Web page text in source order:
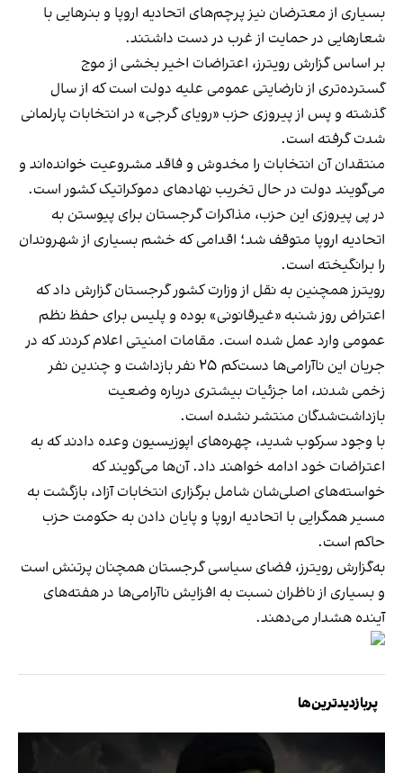
بسیاری از معترضان نیز پرچم‌های اتحادیه اروپا و بنرهایی با
شعارهایی در حمایت از غرب در دست داشتند.
بر اساس گزارش رویترز، اعتراضات اخیر بخشی از موج
گسترده‌تری از نارضایتی عمومی علیه دولت است که از سال
گذشته و پس از پیروزی حزب «رویای گرجی» در انتخابات پارلمانی
شدت گرفته است.
منتقدان آن انتخابات را مخدوش و فاقد مشروعیت خوانده‌اند و
می‌گویند دولت در حال تخریب نهادهای دموکراتیک کشور است.
در پی پیروزی این حزب، مذاکرات گرجستان برای پیوستن به
اتحادیه اروپا متوقف شد؛ اقدامی که خشم بسیاری از شهروندان
را برانگیخته است.
رویترز همچنین به نقل از وزارت کشور گرجستان گزارش داد که
اعتراض روز شنبه «غیرقانونی» بوده و پلیس برای حفظ نظم
عمومی وارد عمل شده است. مقامات امنیتی اعلام کردند که در
جریان این ناآرامی‌ها دست‌کم ۲۵ نفر بازداشت و چندین نفر
زخمی شدند، اما جزئیات بیشتری درباره وضعیت
بازداشت‌شدگان منتشر نشده است.
با وجود سرکوب شدید، چهره‌های اپوزیسیون وعده دادند که به
اعتراضات خود ادامه خواهند داد. آن‌ها می‌گویند که
خواسته‌های اصلی‌شان شامل برگزاری انتخابات آزاد، بازگشت به
مسیر همگرایی با اتحادیه اروپا و پایان دادن به حکومت حزب
حاکم است.
به‌گزارش رویترز، فضای سیاسی گرجستان همچنان پرتنش است
و بسیاری از ناظران نسبت به افزایش ناآرامی‌ها در هفته‌های
آینده هشدار می‌دهند.
پربازدیدترین‌ها